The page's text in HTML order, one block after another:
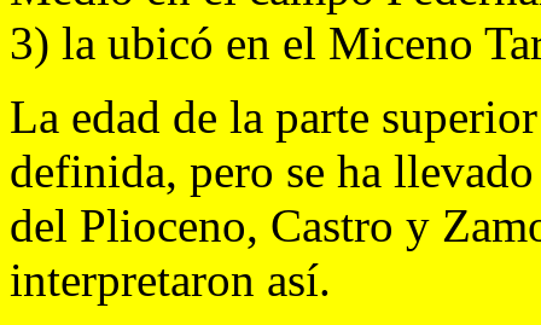
3) la ubicó en el Miceno
La edad de la parte
definida, pero se ha
del Plioceno, Castro y
interpretaron así.